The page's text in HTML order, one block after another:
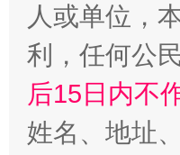
人或单位，
利，任何公
后15日内不
姓名、地址